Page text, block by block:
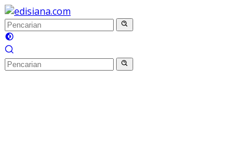
Langsung
ke
konten